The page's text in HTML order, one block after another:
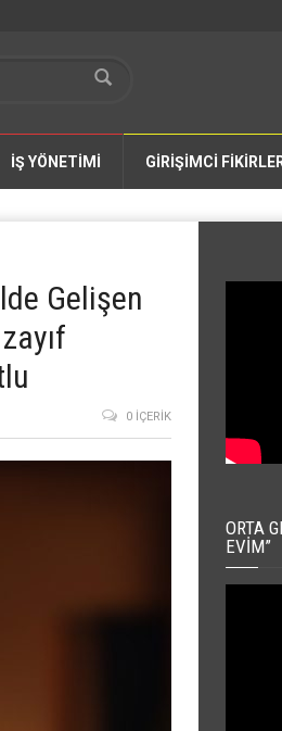
İŞ YÖNETİMİ GİRİŞİMCİ
Gelişen
0 İÇERIK
ORTA
EVIM”